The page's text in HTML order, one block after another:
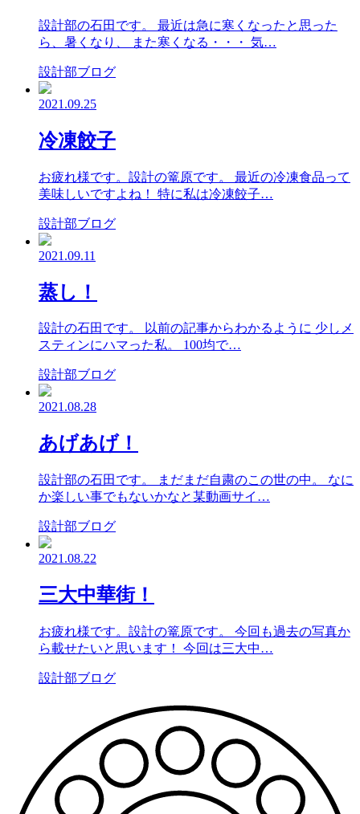
設計部の石田です。 最近は急に寒くなったと思った
ら、暑くなり、 また寒くなる・・・ 気…
設計部ブログ
2021.09.25
冷凍餃子
お疲れ様です。設計の篭原です。 最近の冷凍食品って
美味しいですよね！ 特に私は冷凍餃子…
設計部ブログ
2021.09.11
蒸し！
設計の石田です。 以前の記事からわかるように 少しメ
スティンにハマった私。 100均で…
設計部ブログ
2021.08.28
あげあげ！
設計部の石田です。 まだまだ自粛のこの世の中。 なに
か楽しい事でもないかなと某動画サイ…
設計部ブログ
2021.08.22
三大中華街！
お疲れ様です。設計の篭原です。 今回も過去の写真か
ら載せたいと思います！ 今回は三大中…
設計部ブログ